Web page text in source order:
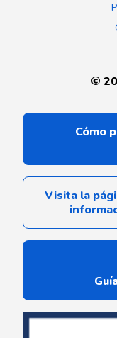
©
Cómo
Visita la